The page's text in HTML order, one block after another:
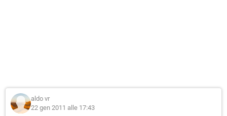
aldo vr
22 gen 2011 alle 17:43